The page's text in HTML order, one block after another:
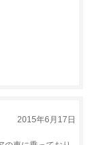
2015年6月17日